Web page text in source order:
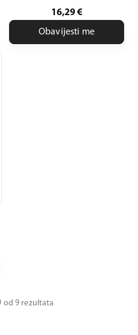
16,29 €
Obavijesti me
od 9 rezultata